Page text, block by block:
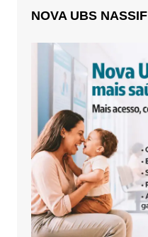
NOVA UBS NASSIF